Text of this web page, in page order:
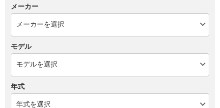
メーカー
モデル
年式